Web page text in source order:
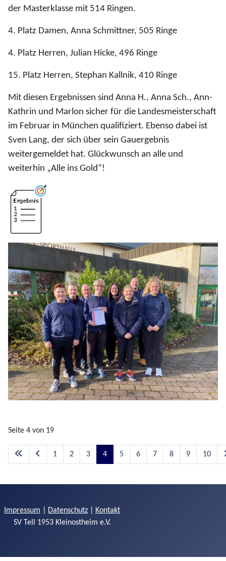
der Masterklasse mit 514 Ringen.
4. Platz Damen, Anna Schmittner, 505 Ringe
4. Platz Herren, Julian Hicke, 496 Ringe
15. Platz Herren, Stephan Kallnik, 410 Ringe
Mit diesen Ergebnissen sind Anna H., Anna Sch., Ann-
Kathrin und Marlon sicher für die Landesmeisterschaft
im Februar in München qualifiziert. Ebenso dabei ist
Sven Lang, der sich über sein Gauergebnis
weitergemeldet hat. Glückwunsch an alle und
weiterhin „Alle ins Gold“!
Seite 4 von 19
1 2 3 4 5 6 7 8 9 10
Impressum Datenschutz
Kontakt
SV Tell 1953 Kleinostheim e.V.